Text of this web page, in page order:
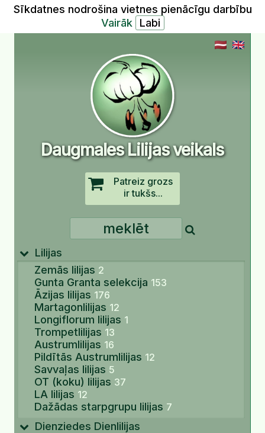
Sīkdatnes nodrošina vietnes pienācīgu darbību
Vairāk
Daugmales Lilijas veikals
Patreiz grozs
ir tukšs...
Lilijas
Zemās lilijas 2
Gunta Granta selekcija 153
Āzijas lilijas 176
Martagonlilijas 12
Longiflorum lilijas 1
Trompetlilijas 13
Austrumlilijas 16
Pildītās Austrumlilijas 12
Savvaļas lilijas 5
OT (koku) lilijas 37
LA lilijas 12
Dažādas starpgrupu lilijas 7
Dienziedes Dienlilijas